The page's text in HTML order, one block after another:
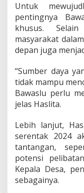
Untuk
pentingnya
khusus.
masyarakat
depan juga
“Sumber daya
tidak mampu
Bawaslu perlu
jelas Haslita.
Lebih lanjut,
serentak 2024
tantangan,
potensi
Kepala Desa,
sebagainya.